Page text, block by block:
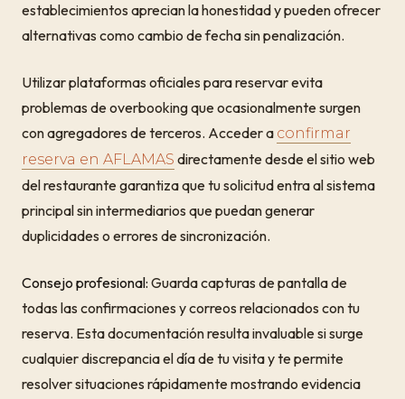
establecimientos aprecian la honestidad y pueden ofrecer
alternativas como cambio de fecha sin penalización.
Utilizar plataformas oficiales para reservar evita
problemas de overbooking que ocasionalmente surgen
con agregadores de terceros. Acceder a confirmar
reserva en AFLAMAS directamente desde el sitio web
del restaurante garantiza que tu solicitud entra al sistema
principal sin intermediarios que puedan generar
duplicidades o errores de sincronización.
Consejo profesional: Guarda capturas de pantalla de
todas las confirmaciones y correos relacionados con tu
reserva. Esta documentación resulta invaluable si surge
cualquier discrepancia el día de tu visita y te permite
resolver situaciones rápidamente mostrando evidencia